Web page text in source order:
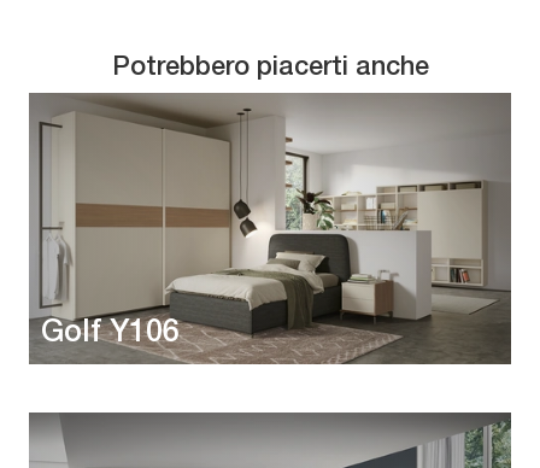
Potrebbero piacerti anche
Golf Y106